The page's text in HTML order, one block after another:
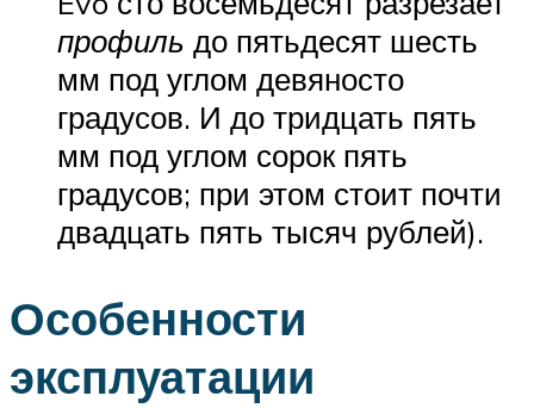
профиль до пятьдесят шесть
мм под углом девяносто
градусов. И до тридцать пять
мм под углом сорок пять
градусов; при этом стоит почти
двадцать пять тысяч рублей).
Особенности
эксплуатации